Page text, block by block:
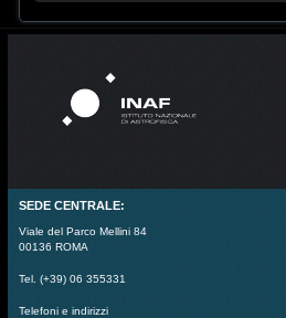
SEDE CENTRALE:
Viale del Parco Mellini 84
00136 ROMA
Tel. (+39) 06 355331
Telefoni e indirizzi